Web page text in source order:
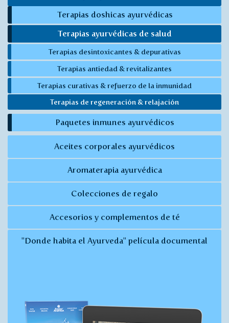
Terapias doshicas ayurvédicas
Terapias ayurvédicas de salud
Terapias desintoxicantes & depurativas
Terapias antiedad & revitalizantes
Terapias curativas & refuerzo de la inmunidad
Terapias de regeneración & relajación
Paquetes inmunes ayurvédicos
Aceites corporales ayurvédicos
Aromaterapia ayurvédica
Colecciones de regalo
Accesorios y complementos de té
"Donde habita el Ayurveda" película documental